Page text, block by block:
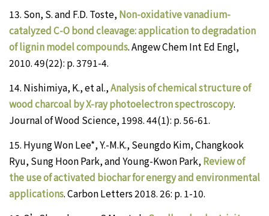
13. Son, S. and F.D. Toste, Non-oxidative vanadium-
catalyzed C-O bond cleavage: application to degradation
of lignin model compounds. Angew Chem Int Ed Engl,
2010. 49(22): p. 3791-4.
14. Nishimiya, K., et al.,Analysis of chemical structure of
wood charcoal by X-ray photoelectron spectroscopy.
Journal of Wood Science, 1998. 44(1): p. 56-61.
15. Hyung Won Lee*, Y.-M.K., Seungdo Kim, Changkook
Ryu, Sung Hoon Park, and Young-Kwon Park, Review of
the use of activated biochar for energy and environmental
applications. Carbon Letters 2018. 26: p. 1-10.